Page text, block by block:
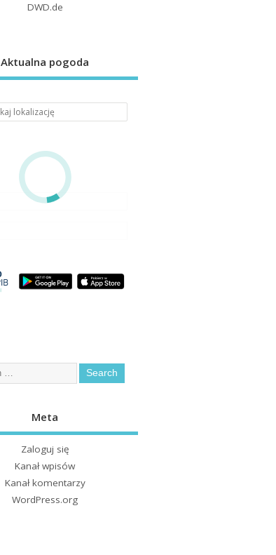
DWD.de
Aktualna pogoda
Meta
Zaloguj się
Kanał wpisów
Kanał komentarzy
WordPress.org